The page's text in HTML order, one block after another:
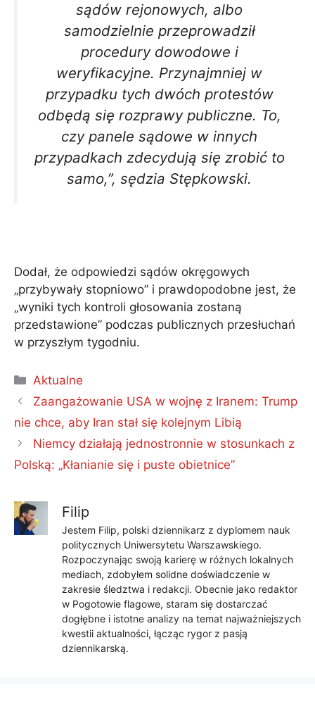
sądów rejonowych, albo
samodzielnie przeprowadził
procedury dowodowe i
weryfikacyjne. Przynajmniej w
przypadku tych dwóch protestów
odbędą się rozprawy publiczne. To,
czy panele sądowe w innych
przypadkach zdecydują się zrobić to
samo,”, sędzia Stępkowski.
Dodał, że odpowiedzi sądów okręgowych
„przybywały stopniowo” i prawdopodobne jest, że
„wyniki tych kontroli głosowania zostaną
przedstawione” podczas publicznych przesłuchań
w przyszłym tygodniu.
Kategorie
Aktualne
Zaangażowanie USA w wojnę z Iranem: Trump
nie chce, aby Iran stał się kolejnym Libią
Niemcy działają jednostronnie w stosunkach z
Polską: „Kłanianie się i puste obietnice”
Filip
Jestem Filip, polski dziennikarz z dyplomem nauk
politycznych Uniwersytetu Warszawskiego.
Rozpoczynając swoją karierę w różnych lokalnych
mediach, zdobyłem solidne doświadczenie w
zakresie śledztwa i redakcji. Obecnie jako redaktor
w Pogotowie flagowe, staram się dostarczać
dogłębne i istotne analizy na temat najważniejszych
kwestii aktualności, łącząc rygor z pasją
dziennikarską.